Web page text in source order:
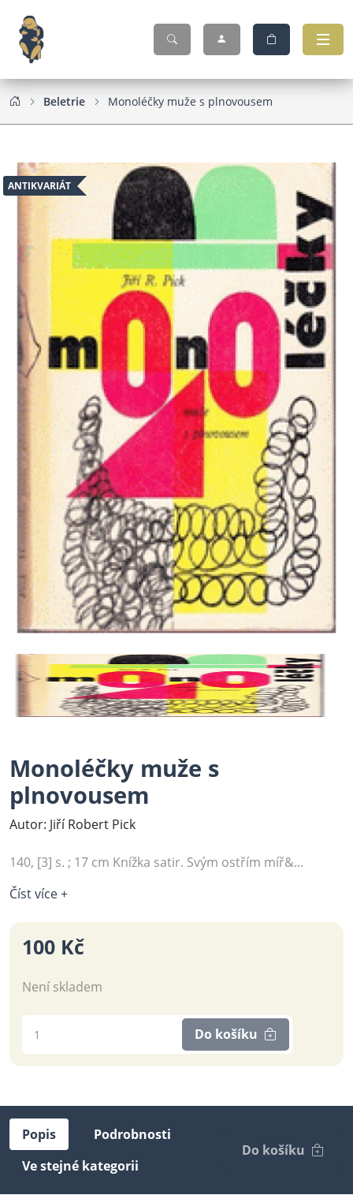
Beletrie Monoléčky muže s plnovousem
ANTIKVARIÁT
Monoléčky muže s
plnovousem
Autor: Jiří Robert Pick
140, [3] s. ; 17 cm Knížka satir. Svým ostřím míř&...
Číst více +
100 Kč
Není skladem
Do košíku
Popis
Podrobnosti
Ve stejné kategorii
Do košíku